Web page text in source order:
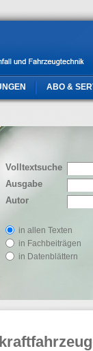
ABO &
Volltextsuche
Ausgabe
Autor
in allen Texten
in Fachbeiträgen
in Datenblättern